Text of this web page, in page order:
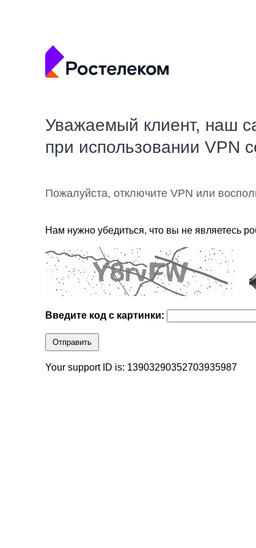
Уважаемый клиент, наш
при использовании VPN
Пожалуйста, отключите VPN или
Нам нужно убедиться, что вы не являетесь
Введите код с картинки:
Отправить
Your support ID is: 13903290352703935987